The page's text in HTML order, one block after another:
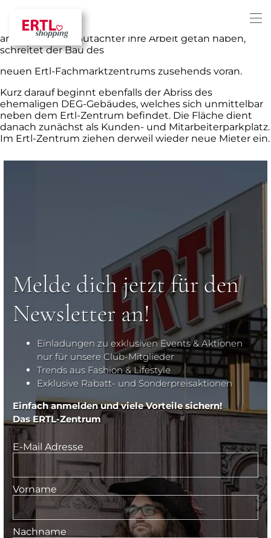
Zügig erfolgt der Abriss der alten „Reno-Halle“.
Nachdem alle Genehmigungen erteilt und sogar
archäologische Gutachter ihre Arbeit getan haben,
schreitet der Bau des
neuen Ertl-Fachmarktzentrums zusehends voran.
Kurz darauf beginnt ebenfalls der Abriss des
ehemaligen DEG-Gebäudes, welches sich unmittelbar
neben dem Ertl-Zentrum befindet. Die Fläche dient
danach zunächst als Kunden- und Mitarbeiterparkplatz.
Im Ertl-Zentrum ziehen derweil wieder neue Mieter ein.
Melde dich jetzt für den
Newsletter an!
Einladungen zu exklusiven Events & Aktionen
nur für unsere Club-Mitglieder
Trends aus Fashion & Lifestyle
Exklusive Rabatt- und Sonderpreisaktionen
Einfach anmelden und viele Vorteile sichern!
Das ERTL-Zentrum
E-Mail Adresse
Vorname
Nachname